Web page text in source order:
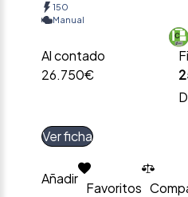
150
Manual
Al contado
26.750€
Ver ficha
Añadir
Favoritos